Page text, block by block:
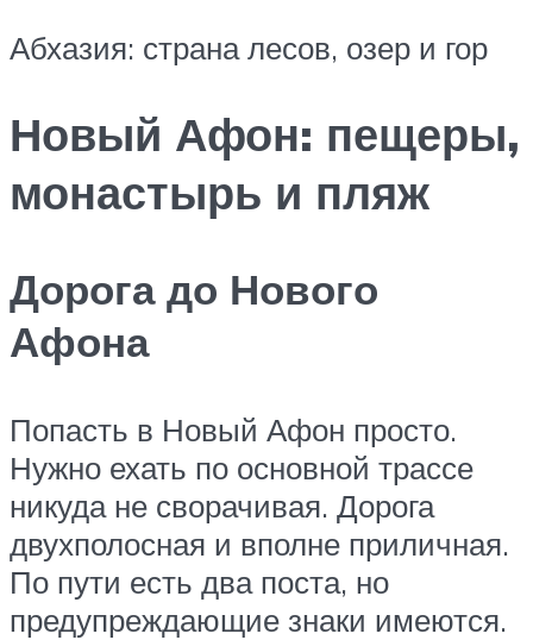
Абхазия: страна лесов, озер и гор
Новый Афон: пещеры,
монастырь и пляж
Дорога до Нового
Афона
Попасть в Новый Афон просто.
Нужно ехать по основной трассе
никуда не сворачивая. Дорога
двухполосная и вполне приличная.
По пути есть два поста, но
предупреждающие знаки имеются.